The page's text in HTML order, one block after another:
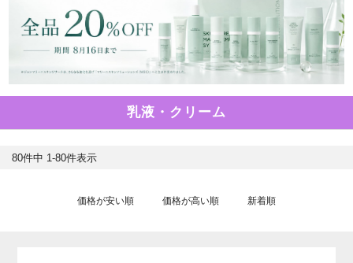
乳液・クリーム
価格が安い順 価格が高い順 新着順
80件中 1-80件表示